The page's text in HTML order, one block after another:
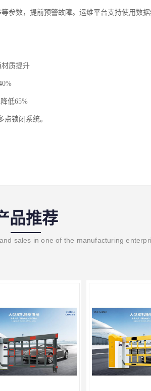
参数，提前预警故障。运维平台支持使用数
质提升
低65%
点锁闭系统。
品推荐
sales in one of the manufacturing